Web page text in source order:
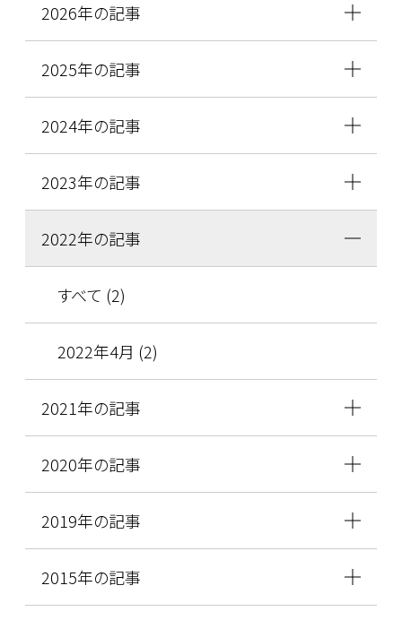
2026年の記事
2025年の記事
2024年の記事
2023年の記事
2022年の記事
すべて (2)
2022年4月 (2)
2021年の記事
2020年の記事
2019年の記事
2015年の記事